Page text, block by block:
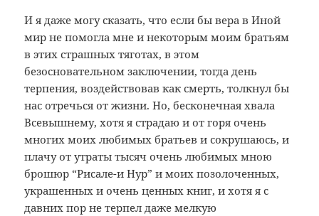
И я даже могу сказать, что если бы вера в Иной
мир не помогла мне и некоторым моим братьям
в этих страшных тяготах, в этом
безосновательном заключении, тогда день
терпения, воздействовав как смерть, толкнул бы
нас отречься от жизни. Но, бесконечная хвала
Всевышнему, хотя я страдаю и от горя очень
многих моих любимых братьев и сокрушаюсь, и
плачу от утраты тысяч очень любимых мною
брошюр “Рисале-и Нур” и моих позолоченных,
украшенных и очень ценных книг, и хотя я с
давних пор не терпел даже мелкую